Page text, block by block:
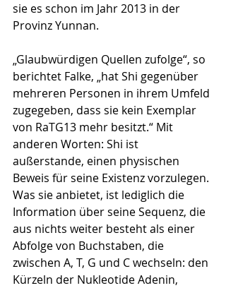
sie es schon im Jahr 2013 in der
Provinz Yunnan.
„Glaubwürdigen Quellen zufolge“, so
berichtet Falke, „hat Shi gegenüber
mehreren Personen in ihrem Umfeld
zugegeben, dass sie kein Exemplar
von RaTG13 mehr besitzt.“ Mit
anderen Worten: Shi ist
außerstande, einen physischen
Beweis für seine Existenz vorzulegen.
Was sie anbietet, ist lediglich die
Information über seine Sequenz, die
aus nichts weiter besteht als einer
Abfolge von Buchstaben, die
zwischen A, T, G und C wechseln: den
Kürzeln der Nukleotide Adenin,